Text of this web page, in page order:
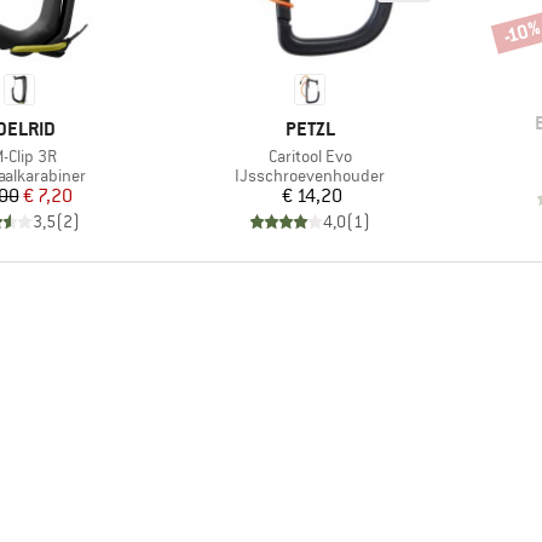
Clip 3R
Prijs
Verlaagde prijs
€ 7,20
3,5(2)
MERK
PETZL
Artikel
Caritool Evo
Productgroep
IJsschroevenhouder
Prijs
€ 14,20
4,0(1)
-